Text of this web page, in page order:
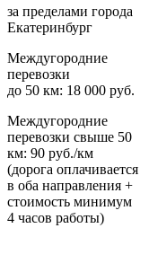
за пределами города
Екатеринбург
Междугородние
перевозки
до 50 км: 18 000 руб.
Междугородние
перевозки свыше 50
км: 90 руб./км
(дорога оплачивается
в оба направления +
стоимость минимум
4 часов работы)